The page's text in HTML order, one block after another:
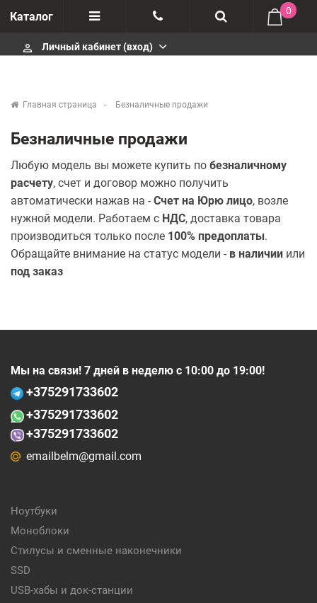
Каталог
Отзывы
Гарантия
Сервисные центры
Производители
+375447430404
infobelm.by@yandex.ru
0
perm_identity Личный кабинет (вход)
Главная страница Безналичные продажи
Безналичные продажи
Любую модель вы можете купить по безналичному
расчету, счет и договор можно получить
автоматически нажав на - Счет на Юрю лицо, возле
нужной модели. Работаем с НДС, доставка товара
производиться только после 100% предоплаты.
Обращайте внимание на статус модели - в наличии или
под заказ
Мы на связи! 7 дней в неделю с 10:00 до 19:00!
+375291733602
+375291733602
+375291733602
emailbelm@gmail.com
Ноутбуки
Моноблоки
Стилусы и сменные наконечники
SSD
USB-хабы и док-станции